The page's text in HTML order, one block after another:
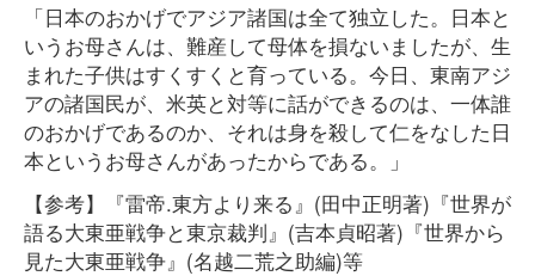
「日本のおかげでアジア諸国は全て独立した。日本と
いうお母さんは、難産して母体を損ないましたが、生
まれた子供はすくすくと育っている。今日、東南アジ
アの諸国民が、米英と対等に話ができるのは、一体誰
のおかげであるのか、それは身を殺して仁をなした日
本というお母さんがあったからである。」
【参考】『雷帝.東方より来る』(田中正明著)『世界が
語る大東亜戦争と東京裁判』(吉本貞昭著)『世界から
見た大東亜戦争』(名越二荒之助編)等